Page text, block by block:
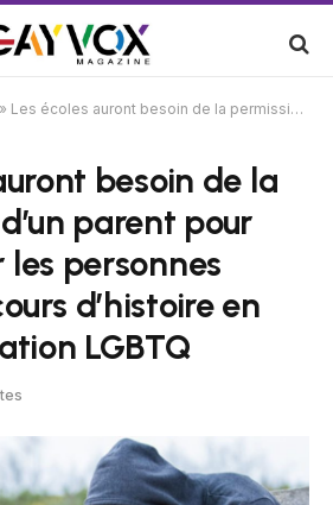
» Les écoles auront besoin de la permission d’un parent pour mentionner les personnes LGBTQ en cours d’histoire en Arizona / Nation LGBTQ
besoin de la
parent pour
personnes
d’histoire en
LGBTQ